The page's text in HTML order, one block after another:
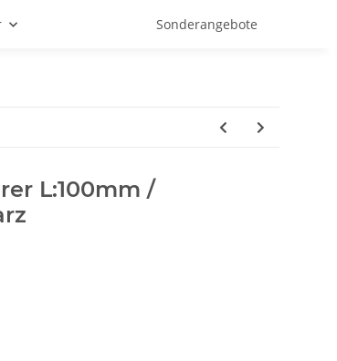
Sonderangebote
L:100mm /